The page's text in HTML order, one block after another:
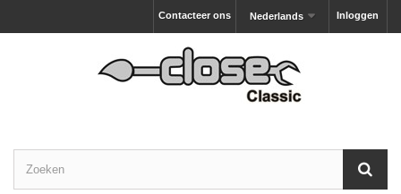
Inloggen
Nederlands
Contacteer ons